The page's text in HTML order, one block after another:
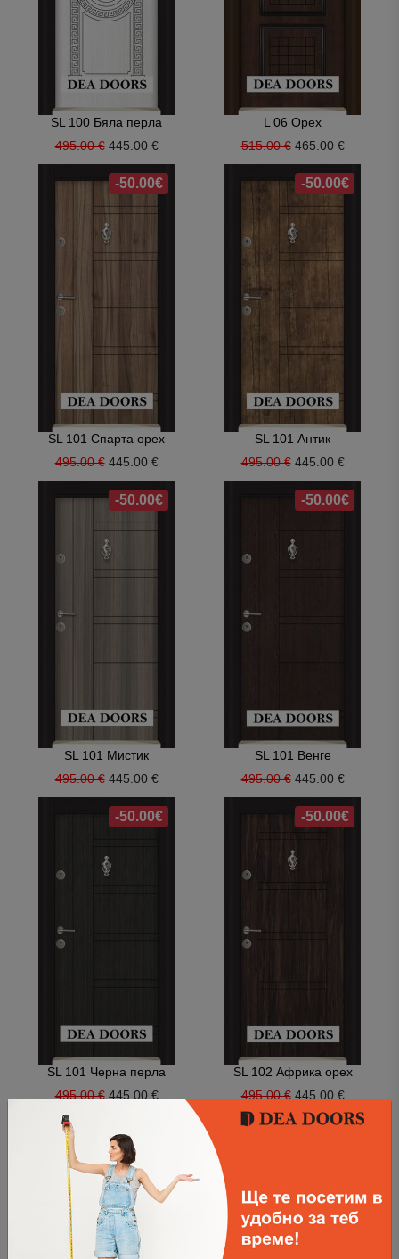
SL 100 Бяла перла
495.00 € 445.00 €
L 06 Орех
515.00 € 465.00 €
-50.00€
SL 101 Спарта орех
495.00 € 445.00 €
-50.00€
SL 101 Антик
495.00 € 445.00 €
-50.00€
SL 101 Мистик
495.00 € 445.00 €
-50.00€
SL 101 Венге
495.00 € 445.00 €
-50.00€
SL 101 Черна перла
495.00 € 445.00 €
-50.00€
SL 102 Африка орех
495.00 € 445.00 €
-50.00€